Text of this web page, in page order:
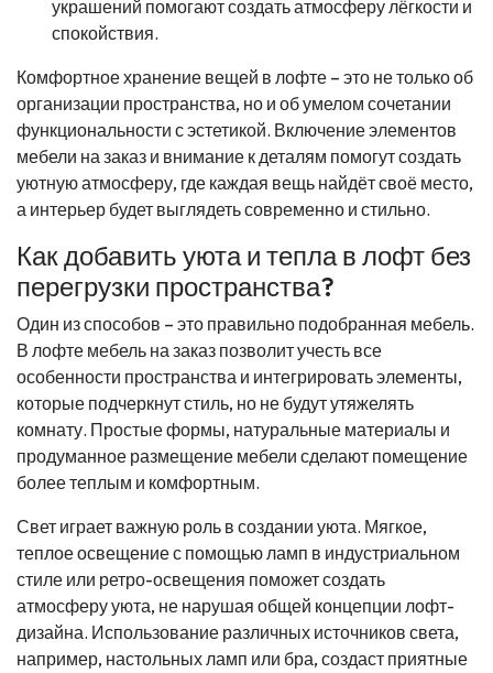
украшений помогают создать атмосферу лёгкости и
спокойствия.
Комфортное хранение вещей в лофте – это не только об
организации пространства, но и об умелом сочетании
функциональности с эстетикой. Включение элементов
мебели на заказ и внимание к деталям помогут создать
уютную атмосферу, где каждая вещь найдёт своё место,
а интерьер будет выглядеть современно и стильно.
Как добавить уюта и тепла в лофт без
перегрузки пространства?
Один из способов – это правильно подобранная мебель.
В лофте мебель на заказ позволит учесть все
особенности пространства и интегрировать элементы,
которые подчеркнут стиль, но не будут утяжелять
комнату. Простые формы, натуральные материалы и
продуманное размещение мебели сделают помещение
более теплым и комфортным.
Свет играет важную роль в создании уюта. Мягкое,
теплое освещение с помощью ламп в индустриальном
стиле или ретро-освещения поможет создать
атмосферу уюта, не нарушая общей концепции лофт-
дизайна. Использование различных источников света,
например, настольных ламп или бра, создаст приятные